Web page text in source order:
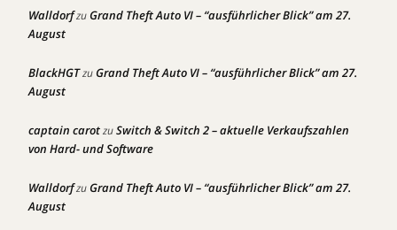
WalldorfzuGrand Theft Auto VI – “ausführlicher Blick” am 27.
August
BlackHGTzuGrand Theft Auto VI – “ausführlicher Blick” am 27.
August
captain carotzuSwitch & Switch 2 – aktuelle Verkaufszahlen
von Hard- und Software
WalldorfzuGrand Theft Auto VI – “ausführlicher Blick” am 27.
August